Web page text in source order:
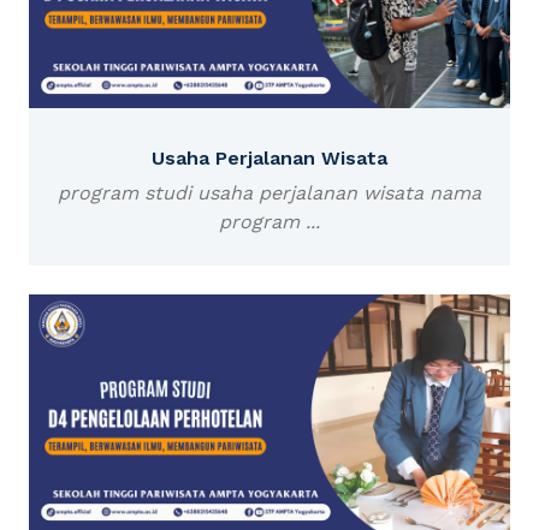
Usaha Perjalanan Wisata
program studi usaha perjalanan wisata nama
program ...